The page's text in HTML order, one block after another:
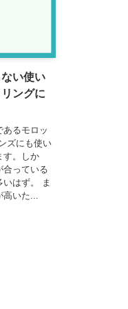
い使い
ングに
るモロッ
ズにも使い
す。しか
合っている
はず。 ま
いた...